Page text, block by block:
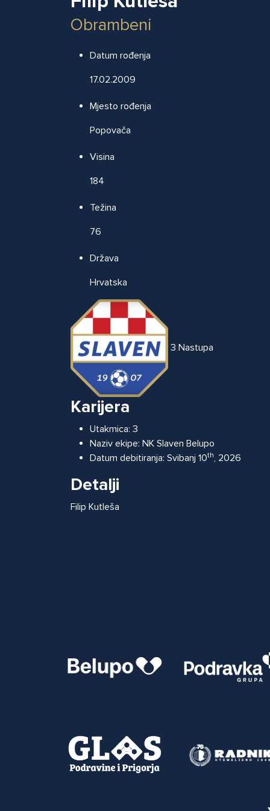
Obrambeni
Datum rođenja
17.02.2009
Mjesto rođenja
Popovača
Visina
184
Težina
76
Država
Hrvatska
3 Nastupa
Karijera
Utakmica: 3
Naziv ekipe: NK Slaven Belupo
Datum debitiranja: Svibanj 10th, 2026
Detalji
Filip Kutleša